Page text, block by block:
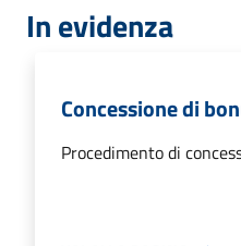
In evidenza
Concessione di
Procedimento di